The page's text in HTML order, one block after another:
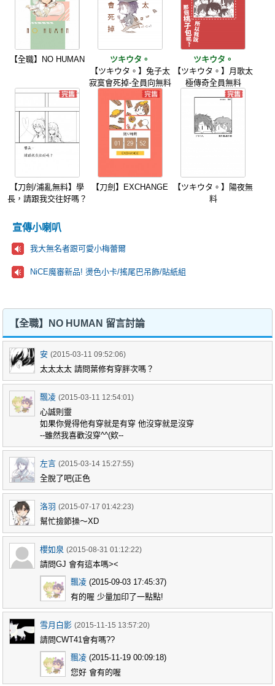
【全職】NO HUMAN
ツキウタ。
【ツキウタ。】兔子太
寂寞會死掉-全員向無料
ツキウタ。
【ツキウタ。】月歌太
極傳奇全員無料
【刀劍/浦亂無料】學
長，請跟我交往好嗎？
【刀劍】EXCHANGE
【ツキウタ。】陽夜無
料
宣傳小喇叭
我大無名者跟可愛小梅蕾爾
NiCE魔審新品! 燙色小卡/搖尾巴吊飾/貼紙組
【全職】NO HUMAN 留言討論
安 (2015-03-11 09:52:06)
太太太太 請問葉修有穿胖次嗎？
飄凌 (2015-03-11 12:54:01)
心誠則靈
如果你覺得他有穿就是有穿 他沒穿就是沒穿
--雖然我喜歡沒穿^^(欸--
左言 (2015-03-14 15:27:55)
全脫了吧(正色
洛羽 (2015-07-17 01:42:23)
幫忙撿節操～XD
櫻如泉 (2015-08-31 01:12:22)
請問GJ 會有這本嗎><
飄凌 (2015-09-03 17:45:37)
有的喔 少量加印了一點點!
雪月白影 (2015-11-15 13:57:20)
請問CWT41會有嗎??
飄凌 (2015-11-19 00:09:18)
您好 會有的喔